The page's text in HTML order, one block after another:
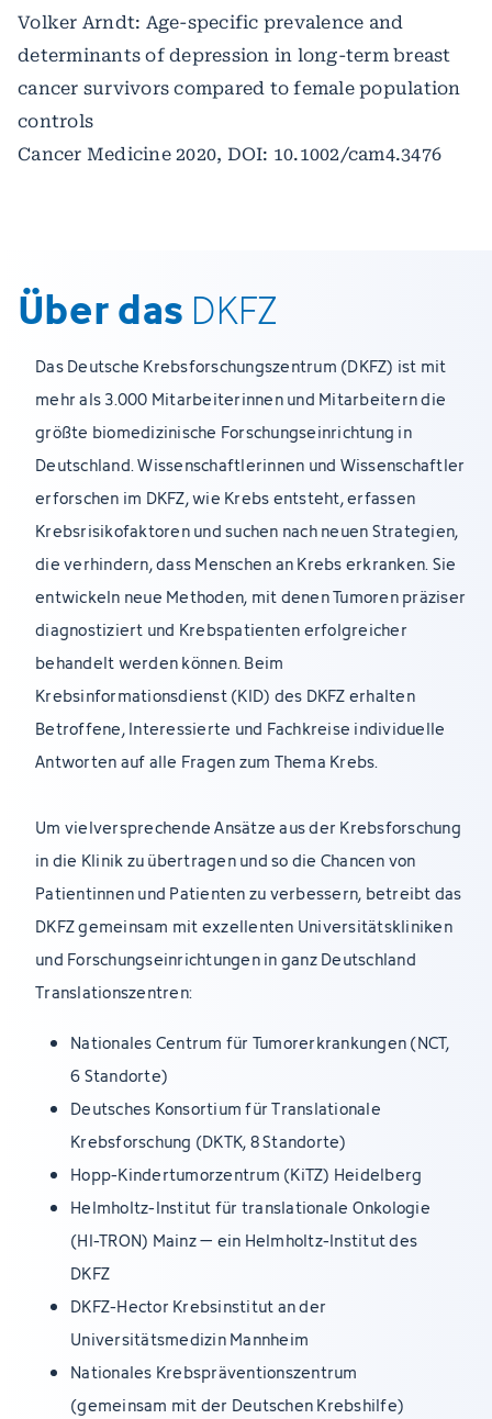
Volker Arndt: Age-specific prevalence and
determinants of depression in long-term breast
cancer survivors compared to female population
controls
Cancer Medicine 2020, DOI: 10.1002/cam4.3476
Über das DKFZ
Das Deutsche Krebsforschungszentrum (DKFZ) ist mit
mehr als 3.000 Mitarbeiterinnen und Mitarbeitern die
größte biomedizinische Forschungseinrichtung in
Deutschland. Wissenschaftlerinnen und Wissenschaftler
erforschen im DKFZ, wie Krebs entsteht, erfassen
Krebsrisikofaktoren und suchen nach neuen Strategien,
die verhindern, dass Menschen an Krebs erkranken. Sie
entwickeln neue Methoden, mit denen Tumoren präziser
diagnostiziert und Krebspatienten erfolgreicher
behandelt werden können. Beim
Krebsinformationsdienst (KID) des DKFZ erhalten
Betroffene, Interessierte und Fachkreise individuelle
Antworten auf alle Fragen zum Thema Krebs.
Um vielversprechende Ansätze aus der Krebsforschung
in die Klinik zu übertragen und so die Chancen von
Patientinnen und Patienten zu verbessern, betreibt das
DKFZ gemeinsam mit exzellenten Universitätskliniken
und Forschungseinrichtungen in ganz Deutschland
Translationszentren:
Nationales Centrum für Tumorerkrankungen (NCT,
6 Standorte)
Deutsches Konsortium für Translationale
Krebsforschung (DKTK, 8 Standorte)
Hopp-Kindertumorzentrum (KiTZ) Heidelberg
Helmholtz-Institut für translationale Onkologie
(HI-TRON) Mainz – ein Helmholtz-Institut des
DKFZ
DKFZ-Hector Krebsinstitut an der
Universitätsmedizin Mannheim
Nationales Krebspräventionszentrum
(gemeinsam mit der Deutschen Krebshilfe)